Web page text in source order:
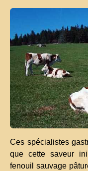
Ces spécialistes
que cette saveur
fenouil sauvage